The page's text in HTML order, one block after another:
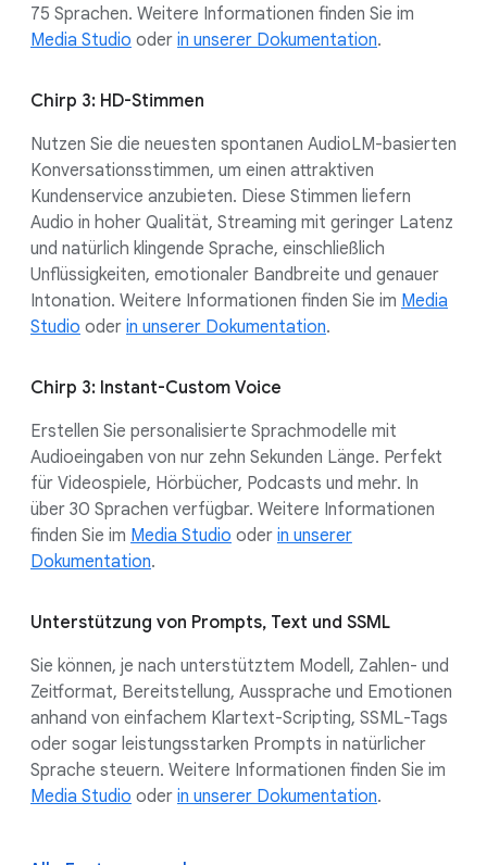
75 Sprachen. Weitere Informationen finden Sie im
Media Studio oder in unserer Dokumentation.
Chirp 3: HD-Stimmen
Nutzen Sie die neuesten spontanen AudioLM-basierten
Konversationsstimmen, um einen attraktiven
Kundenservice anzubieten. Diese Stimmen liefern
Audio in hoher Qualität, Streaming mit geringer Latenz
und natürlich klingende Sprache, einschließlich
Unflüssigkeiten, emotionaler Bandbreite und genauer
Intonation. Weitere Informationen finden Sie im Media
Studio oder in unserer Dokumentation.
Chirp 3: Instant-Custom Voice
Erstellen Sie personalisierte Sprachmodelle mit
Audioeingaben von nur zehn Sekunden Länge. Perfekt
für Videospiele, Hörbücher, Podcasts und mehr. In
über 30 Sprachen verfügbar. Weitere Informationen
finden Sie im Media Studio oder in unserer
Dokumentation.
Unterstützung von Prompts, Text und SSML
Sie können, je nach unterstütztem Modell, Zahlen- und
Zeitformat, Bereitstellung, Aussprache und Emotionen
anhand von einfachem Klartext-Scripting, SSML-Tags
oder sogar leistungsstarken Prompts in natürlicher
Sprache steuern. Weitere Informationen finden Sie im
Media Studio oder in unserer Dokumentation.